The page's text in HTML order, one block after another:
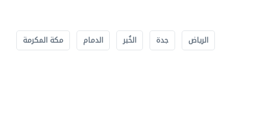
الرياض جدة الخُبر الدمام مكة المكرمة